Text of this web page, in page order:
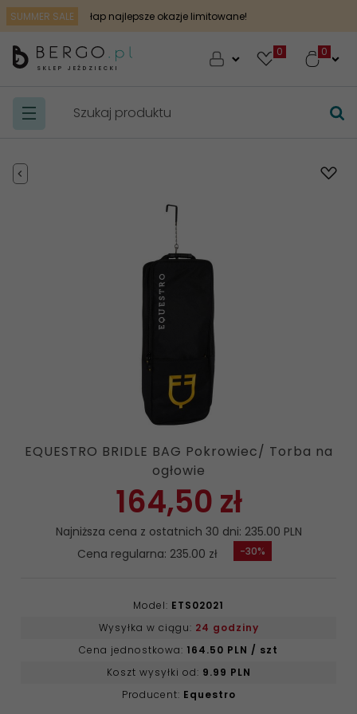
SUMMER SALE łap najlepsze okazje limitowane!
SKLEP JEŹDZIECKI
0
EQUESTRO BRIDLE BAG Pokrowiec/ Torba na
ogłowie
-30%
164,50 zł
Najniższa cena z ostatnich 30 dni: 235.00 PLN
Cena regularna: 235.00 zł
Model: ETS02021
Wysyłka w ciągu: 24 godziny
Cena jednostkowa: 164.50 PLN / szt
Koszt wysyłki od: 9.99 PLN
Producent: Equestro